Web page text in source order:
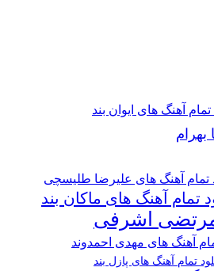
تمام آهنگ های ایوان بند
بهرام
تمام آهنگ های علیرضا طلیسچی
تمام آهنگ های ماکان بند
مرتضی اشرفی
آهنگ های مهدی احمدوند
تمام آهنگ های پازل بند